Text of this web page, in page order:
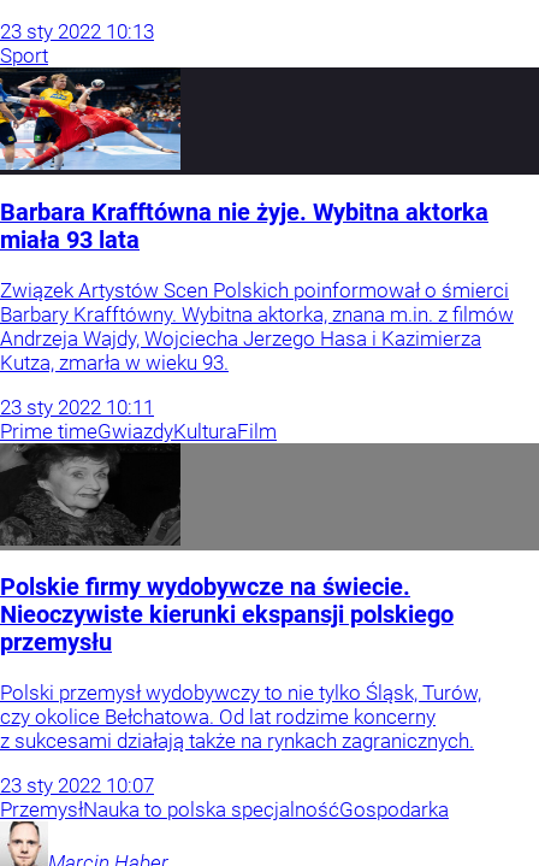
23 sty 2022 10:13
Sport
Barbara Krafftówna nie żyje. Wybitna aktorka
miała 93 lata
Związek Artystów Scen Polskich poinformował o śmierci
Barbary Krafftówny. Wybitna aktorka, znana m.in. z filmów
Andrzeja Wajdy, Wojciecha Jerzego Hasa i Kazimierza
Kutza, zmarła w wieku 93.
23 sty 2022 10:11
Prime timeGwiazdyKulturaFilm
Polskie firmy wydobywcze na świecie.
Nieoczywiste kierunki ekspansji polskiego
przemysłu
Polski przemysł wydobywczy to nie tylko Śląsk, Turów,
czy okolice Bełchatowa. Od lat rodzime koncerny
z sukcesami działają także na rynkach zagranicznych.
23 sty 2022 10:07
PrzemysłNauka to polska specjalnośćGospodarka